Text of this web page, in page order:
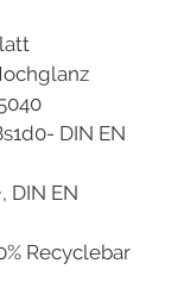
DIN EN
EN